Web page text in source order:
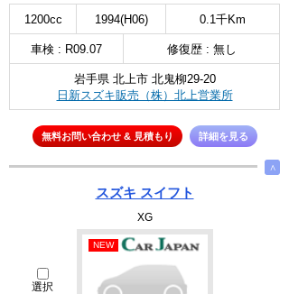
1200cc 1994(H06) 0.1千Km
車検 : R09.07 修復歴 : 無し
岩手県 北上市 北鬼柳29-20
日新スズキ販売（株）北上営業所
無料お問い合わせ & 見積もり 詳細を見る
∧
スズキ スイフト
XG
選択
NEW